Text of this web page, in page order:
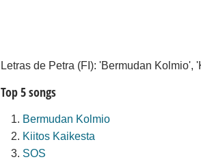
Letras de Petra (FI): 'Bermudan
Top 5 songs
Bermudan Kolmio
Kiitos Kaikesta
SOS